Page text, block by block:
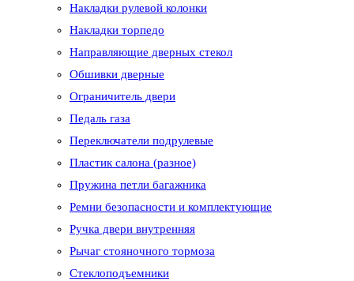
Накладки рулевой колонки
Накладки торпедо
Направляющие дверных стекол
Обшивки дверные
Ограничитель двери
Педаль газа
Переключатели подрулевые
Пластик салона (разное)
Пружина петли багажника
Ремни безопасности и комплектующие
Ручка двери внутренняя
Рычаг стояночного тормоза
Стеклоподъемники